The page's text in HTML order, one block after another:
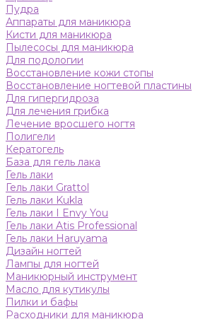
Пудра
Аппараты для маникюра
Кисти для маникюра
Пылесосы для маникюра
Для подологии
Восстановление кожи стопы
Восстановление ногтевой пластины
Для гипергидроза
Для лечения грибка
Лечение вросшего ногтя
Полигели
Кератогель
База для гель лака
Гель лаки
Гель лаки Grattol
Гель лаки Kukla
Гель лаки I Envy You
Гель лаки Atis Professional
Гель лаки Haruyama
Дизайн ногтей
Лампы для ногтей
Маникюрный инструмент
Масло для кутикулы
Пилки и бафы
Расходники для маникюра